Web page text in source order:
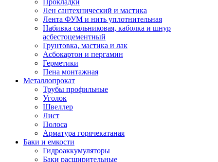
Прокладки
Лен сантехнический и мастика
Лента ФУМ и нить уплотнительная
Набивка сальниковая, каболка и шнур
асбестоцементный
Грунтовка, мастика и лак
Асбокартон и пергамин
Герметики
Пена монтажная
Металлопрокат
Трубы профильные
Уголок
Швеллер
Лист
Полоса
Арматура горячекатаная
Баки и емкости
Гидроаккумуляторы
Баки расширительные